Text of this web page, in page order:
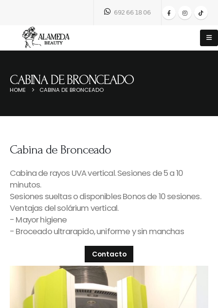
𝟨𝟫𝟤 𝟨𝟨 𝟣𝟪 𝟢𝟨
CABINA DE BRONCEADO
HOME CABINA DE BRONCEADO
Cabina de Bronceado
Cabina de rayos UVA vertical. Sesiones de 5 a 10
minutos.
Sesiones sueltas o disponibles Bonos de 10 sesiones.
Ventajas del solárium vertical.
- Mayor higiene
- Broceado ultrarapido, uniforme y sin manchas
Contacto